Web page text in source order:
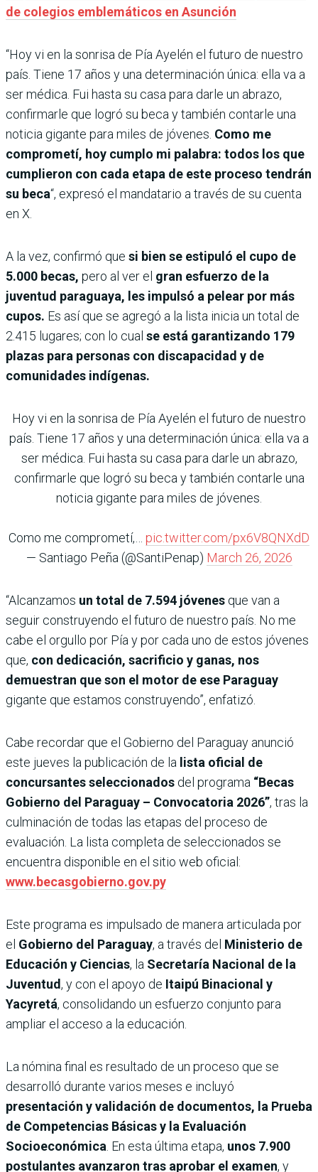
de colegios emblemáticos en Asunción
“Hoy vi en la sonrisa de Pía Ayelén el futuro de nuestro
país. Tiene 17 años y una determinación única: ella va a
ser médica. Fui hasta su casa para darle un abrazo,
confirmarle que logró su beca y también contarle una
noticia gigante para miles de jóvenes. Como me
comprometí, hoy cumplo mi palabra: todos los que
cumplieron con cada etapa de este proceso tendrán
su beca“, expresó el mandatario a través de su cuenta
en X.
A la vez, confirmó que si bien se estipuló el cupo de
5.000 becas, pero al ver el gran esfuerzo de la
juventud paraguaya, les impulsó a pelear por más
cupos. Es así que se agregó a la lista inicia un total de
2.415 lugares; con lo cual se está garantizando 179
plazas para personas con discapacidad y de
comunidades indígenas.
Hoy vi en la sonrisa de Pía Ayelén el futuro de nuestro
país. Tiene 17 años y una determinación única: ella va a
ser médica. Fui hasta su casa para darle un abrazo,
confirmarle que logró su beca y también contarle una
noticia gigante para miles de jóvenes.
Como me comprometí,… pic.twitter.com/px6V8QNXdD
— Santiago Peña (@SantiPenap) March 26, 2026
“Alcanzamos un total de 7.594 jóvenes que van a
seguir construyendo el futuro de nuestro país. No me
cabe el orgullo por Pía y por cada uno de estos jóvenes
que, con dedicación, sacrificio y ganas, nos
demuestran que son el motor de ese Paraguay
gigante que estamos construyendo”, enfatizó.
Cabe recordar que el Gobierno del Paraguay anunció
este jueves la publicación de la lista oficial de
concursantes seleccionados del programa “Becas
Gobierno del Paraguay – Convocatoria 2026”, tras la
culminación de todas las etapas del proceso de
evaluación. La lista completa de seleccionados se
encuentra disponible en el sitio web oficial:
www.becasgobierno.gov.py
Este programa es impulsado de manera articulada por
el Gobierno del Paraguay, a través del Ministerio de
Educación y Ciencias, la Secretaría Nacional de la
Juventud, y con el apoyo de Itaipú Binacional y
Yacyretá, consolidando un esfuerzo conjunto para
ampliar el acceso a la educación.
La nómina final es resultado de un proceso que se
desarrolló durante varios meses e incluyó
presentación y validación de documentos, la Prueba
de Competencias Básicas y la Evaluación
Socioeconómica . En esta última etapa, unos 7.900
postulantes avanzaron tras aprobar el examen, y